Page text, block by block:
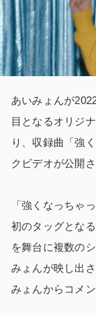
あいみょんが
目となるオリジ
り、収録曲「強
クビデオが公開さ
「強くなっちゃ
初のタッグとな
を舞台に複数の
みょんが映し出
みょんからコメ